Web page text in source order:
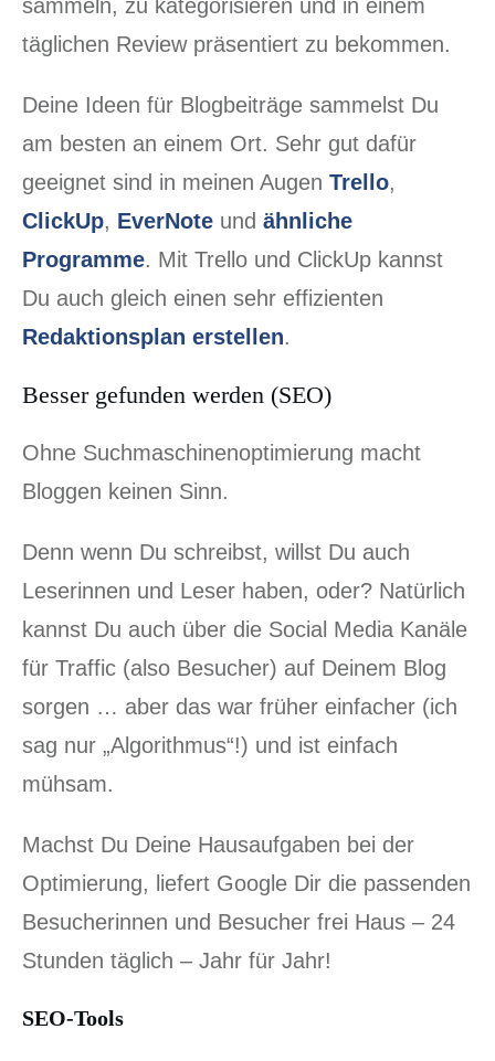
sammeln, zu kategorisieren und in einem
täglichen Review präsentiert zu bekommen.
Deine Ideen für Blogbeiträge sammelst Du
am besten an einem Ort. Sehr gut dafür
geeignet sind in meinen Augen Trello,
ClickUp, EverNote und ähnliche
Programme. Mit Trello und ClickUp kannst
Du auch gleich einen sehr effizienten
Redaktionsplan erstellen.
Besser gefunden werden (SEO)
Ohne Suchmaschinenoptimierung macht
Bloggen keinen Sinn.
Denn wenn Du schreibst, willst Du auch
Leserinnen und Leser haben, oder? Natürlich
kannst Du auch über die Social Media Kanäle
für Traffic (also Besucher) auf Deinem Blog
sorgen … aber das war früher einfacher (ich
sag nur „Algorithmus“!) und ist einfach
mühsam.
Machst Du Deine Hausaufgaben bei der
Optimierung, liefert Google Dir die passenden
Besucherinnen und Besucher frei Haus – 24
Stunden täglich – Jahr für Jahr!
SEO-Tools